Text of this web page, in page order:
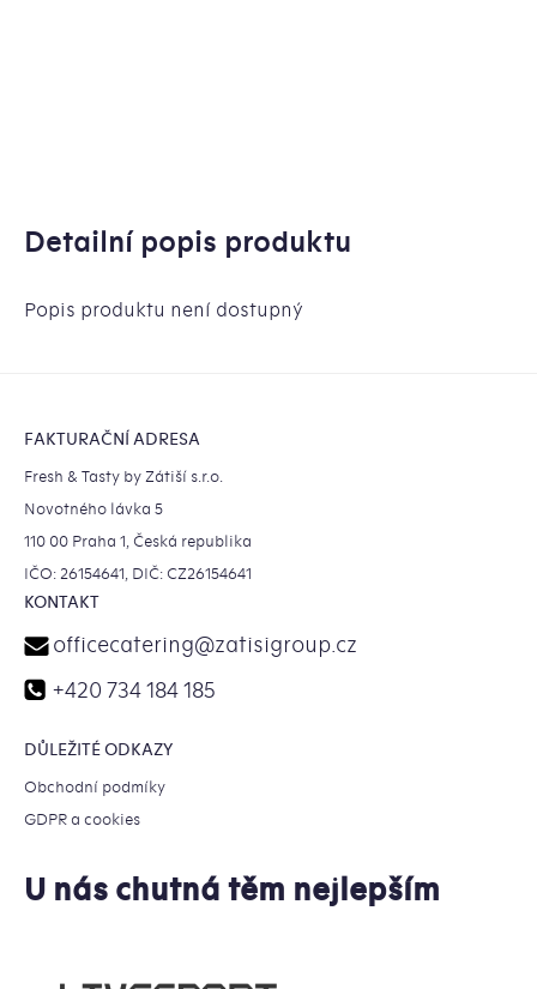
Detailní popis produktu
Popis produktu není dostupný
FAKTURAČNÍ ADRESA
Fresh & Tasty by Zátiší s.r.o.
Novotného lávka 5
110 00 Praha 1, Česká republika
IČO: 26154641, DIČ: CZ26154641
KONTAKT
officecatering@zatisigroup.cz
+420 734 184 185
DŮLEŽITÉ ODKAZY
Obchodní podmíky
GDPR a cookies
U nás chutná těm nejlepším